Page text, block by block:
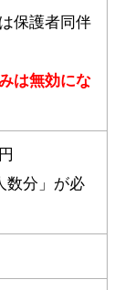
保護者同伴
は無効にな
数分」が必